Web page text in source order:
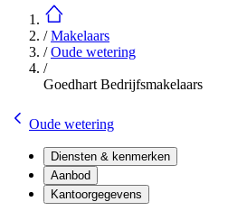
/Makelaars
/Oude wetering
/
Goedhart Bedrijfsmakelaars
Oude wetering
Diensten & kenmerken
Aanbod
Kantoorgegevens